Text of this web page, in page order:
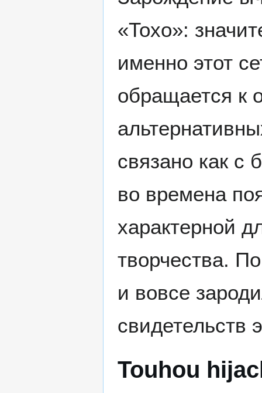
«Тохо»:
именно этот
обращается к
связано как с
во времена
характерной
творчества.
и вовсе
свидетельств
Touhou